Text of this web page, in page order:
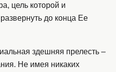
цель которой и
до конца Ее
здешняя прелесть –
Не имея никаких